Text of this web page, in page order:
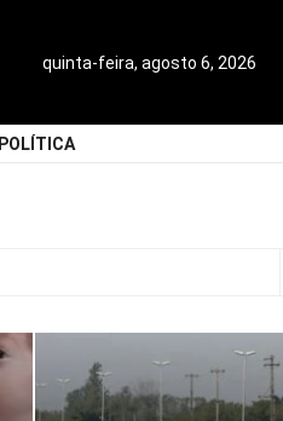
quinta-feira, agosto 6, 2026
POLÍTICA